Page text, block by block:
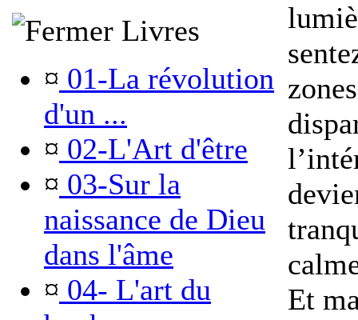
Livres
¤ 01-La révolution
d'un ...
¤ 02-L'Art d'être
¤ 03-Sur la
naissance de Dieu
dans l'âme
¤ 04- L'art du
Et